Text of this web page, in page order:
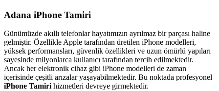
Adana iPhone Tamiri
Günümüzde akıllı telefonlar hayatımızın ayrılmaz bir parçası haline
gelmiştir. Özellikle Apple tarafından üretilen iPhone modelleri,
yüksek performansları, güvenlik özellikleri ve uzun ömürlü yapıları
sayesinde milyonlarca kullanıcı tarafından tercih edilmektedir.
Ancak her elektronik cihaz gibi iPhone modelleri de zaman
içerisinde çeşitli arızalar yaşayabilmektedir. Bu noktada profesyonel
iPhone Tamirihizmetleri devreye girmektedir.